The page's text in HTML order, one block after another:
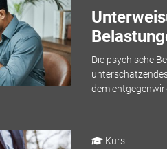
Die psychische
dem
Kurs